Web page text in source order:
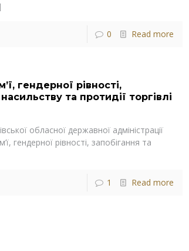
0 Read more
гендерної рівності,
та протидії торгівлі
обласної державної адміністрації
гендерної рівності, запобігання та
1 Read more